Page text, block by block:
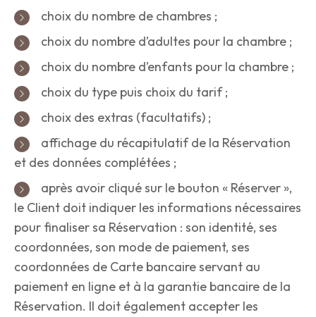
choix du nombre de chambres ;
choix du nombre d’adultes pour la chambre ;
choix du nombre d’enfants pour la chambre ;
choix du type puis choix du tarif ;
choix des extras (facultatifs) ;
affichage du récapitulatif de la Réservation
et des données complétées ;
après avoir cliqué sur le bouton « Réserver »,
le Client doit indiquer les informations nécessaires
pour finaliser sa Réservation : son identité, ses
coordonnées, son mode de paiement, ses
coordonnées de Carte bancaire servant au
paiement en ligne et à la garantie bancaire de la
Réservation. Il doit également accepter les